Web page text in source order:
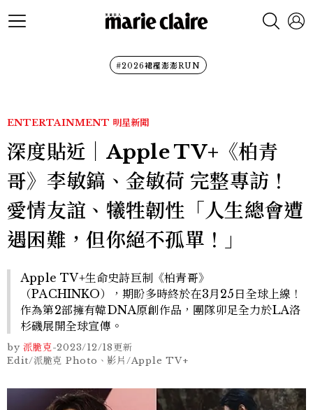
#2026裙襬澎澎RUN
ENTERTAINMENT 明星新聞
深度貼近｜Apple TV+《柏青
哥》李敏鎬、金敏荷 完整專訪！
愛情友誼、犧牲韌性「人生總會遭
遇困難，但你絕不孤單！」
Apple TV+生命史詩巨制《柏青哥》
（PACHINKO），期盼多時終於在3月25日全球上線！
作為第2部擁有韓DNA原創作品，團隊卯足全力於LA洛
杉磯展開全球宣傳。
by 派脆克-2023/12/18更新
Edit/派脆克 Photo、影片/Apple TV+